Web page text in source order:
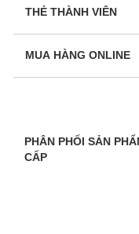
THẺ THÀNH VIÊN
MUA HÀNG ONLINE
PHÂN PHỐI SẢN
CẤP